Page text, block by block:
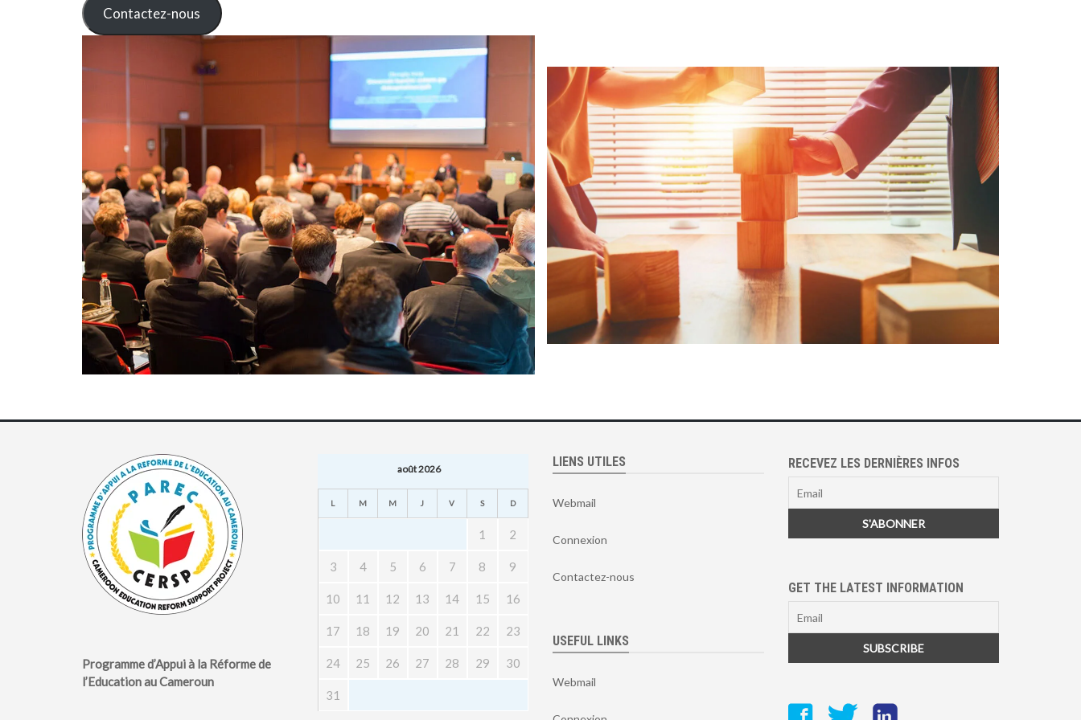
Contactez-nous
Programme d’Appui à la Réforme de
l’Education au Cameroun
août 2026
L M M J V S D
1 2
3 4 5 6 7 8 9
10 11 12 13 14 15 16
17 18 19 20 21 22 23
24 25 26 27 28 29 30
31
LIENS UTILES
Webmail
Connexion
Contactez-nous
USEFUL LINKS
Webmail
RECEVEZ LES DERNIÈRES INFOS
GET THE LATEST INFORMATION